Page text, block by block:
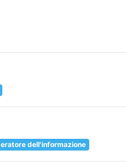
dell'informazione